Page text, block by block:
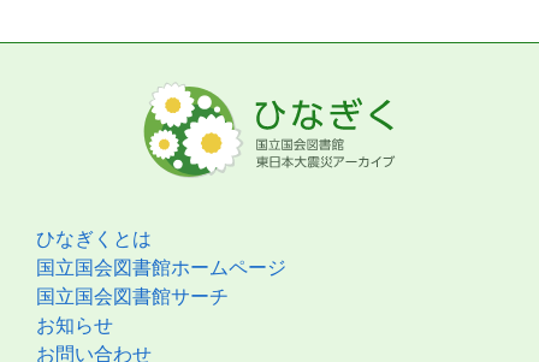
ひなぎくとは
国立国会図書館ホームページ
国立国会図書館サーチ
お知らせ
お問い合わせ